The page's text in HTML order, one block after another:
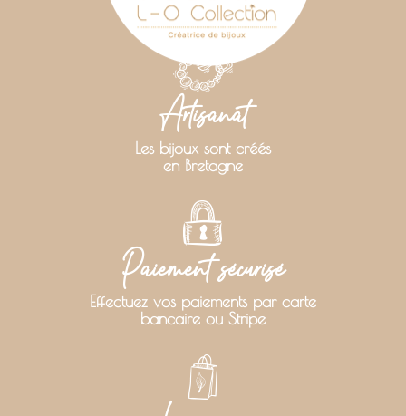
Artisanat
Les bijoux sont créés
en Bretagne
Paiement sécurisé
Effectuez vos paiements par carte
bancaire ou Stripe